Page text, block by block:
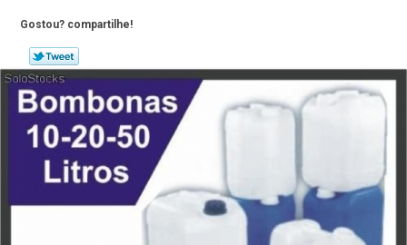
Gostou? compartilhe!